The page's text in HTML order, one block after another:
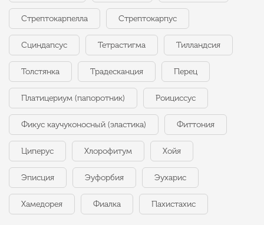
Стрептокарпелла Стрептокарпус
Сциндапсус Тетрастигма Тилландсия
Толстянка Традесканция Перец
Платицериум (папоротник) Роициссус
Фикус каучуконосный (эластика) Фиттония
Циперус Хлорофитум Хойя
Эписция Эуфорбия Эухарис
Хамедорея Фиалка Пахистахис